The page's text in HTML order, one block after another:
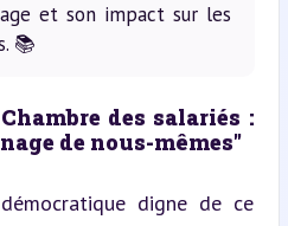
et son impact sur les
📚
des salariés :
de nous-mêmes"
digne de ce